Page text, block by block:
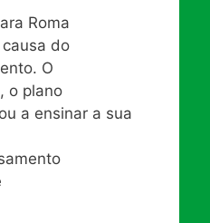
Roma
do
O
o plano
a ensinar a sua